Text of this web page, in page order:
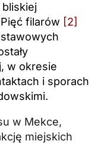
filarów [2]
w okresie
i sporach
w Mekce,
miejskich